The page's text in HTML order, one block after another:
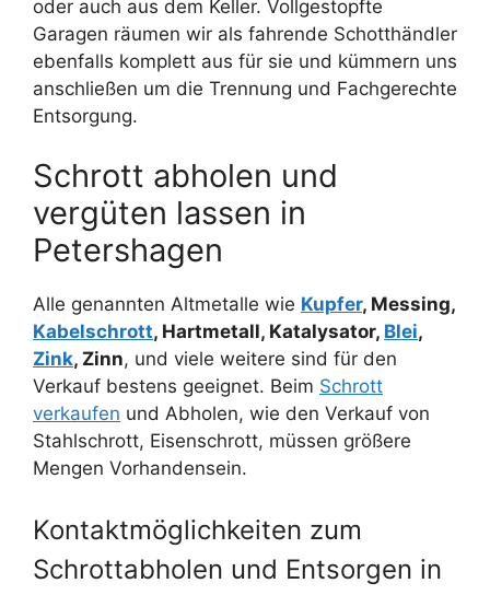
oder auch aus dem Keller. Vollgestopfte
Garagen räumen wir als fahrende Schotthändler
ebenfalls komplett aus für sie und kümmern uns
anschließen um die Trennung und Fachgerechte
Entsorgung.
Schrott abholen und
vergüten lassen in
Petershagen
Alle genannten Altmetalle wie Kupfer, Messing,
Kabelschrott, Hartmetall, Katalysator, Blei,
Zink, Zinn, und viele weitere sind für den
Verkauf bestens geeignet. Beim Schrott
verkaufen und Abholen, wie den Verkauf von
Stahlschrott, Eisenschrott, müssen größere
Mengen Vorhandensein.
Kontaktmöglichkeiten zum
Schrottabholen und Entsorgen in